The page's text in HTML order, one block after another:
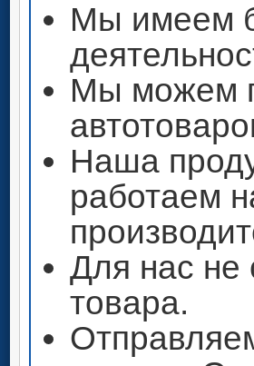
Мы имеем
Мы можем
Наша
работаем
Для нас не
товара.